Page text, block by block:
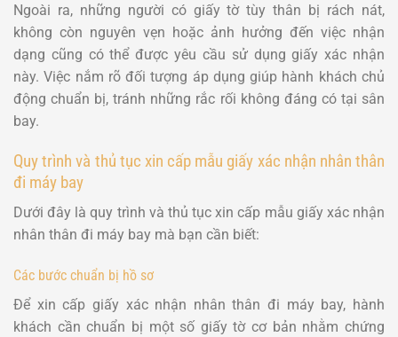
Ngoài ra, những người có giấy tờ tùy thân bị rách nát,
không còn nguyên vẹn hoặc ảnh hưởng đến việc nhận
dạng cũng có thể được yêu cầu sử dụng giấy xác nhận
này. Việc nắm rõ đối tượng áp dụng giúp hành khách chủ
động chuẩn bị, tránh những rắc rối không đáng có tại sân
bay.
Quy trình và thủ tục xin cấp mẫu giấy xác nhận nhân thân
đi máy bay
Dưới đây là quy trình và thủ tục xin cấp mẫu giấy xác nhận
nhân thân đi máy bay mà bạn cần biết:
Các bước chuẩn bị hồ sơ
Để xin cấp giấy xác nhận nhân thân đi máy bay, hành
khách cần chuẩn bị một số giấy tờ cơ bản nhằm chứng